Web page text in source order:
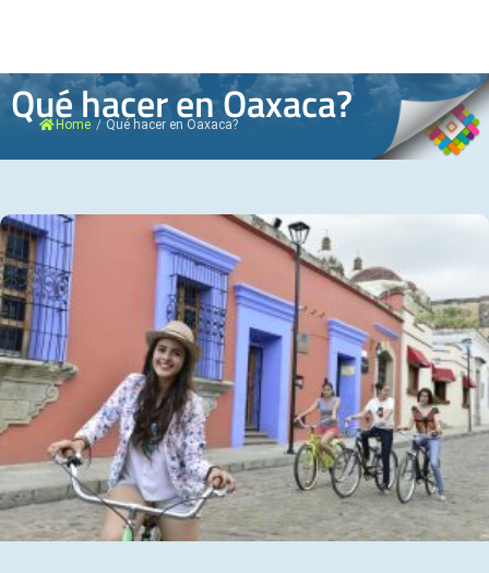
Qué hacer en Oaxaca?
Home / Qué hacer en Oaxaca?